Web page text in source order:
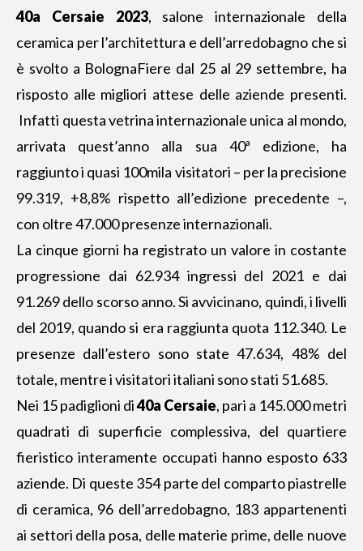
40a Cersaie 2023, salone internazionale della
ceramica per l’architettura e dell’arredobagno che si
è svolto a BolognaFiere dal 25 al 29 settembre, ha
risposto alle migliori attese delle aziende presenti.
Infatti questa vetrina internazionale unica al mondo,
arrivata quest’anno alla sua 40ª edizione, ha
raggiunto i quasi 100mila visitatori – per la precisione
99.319, +8,8% rispetto all’edizione precedente –,
con oltre 47.000 presenze internazionali.
La cinque giorni ha registrato un valore in costante
progressione dai 62.934 ingressi del 2021 e dai
91.269 dello scorso anno. Si avvicinano, quindi, i livelli
del 2019, quando si era raggiunta quota 112.340. Le
presenze dall’estero sono state 47.634, 48% del
totale, mentre i visitatori italiani sono stati 51.685.
Nei 15 padiglioni di40a Cersaie, pari a 145.000 metri
quadrati di superficie complessiva, del quartiere
fieristico interamente occupati hanno esposto 633
aziende. Di queste 354 parte del comparto piastrelle
di ceramica, 96 dell’arredobagno, 183 appartenenti
ai settori della posa, delle materie prime, delle nuove